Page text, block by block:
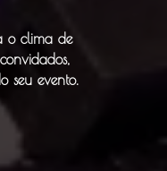
o clima de
seu evento.